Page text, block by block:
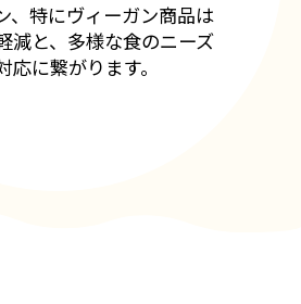
、特にヴィーガン商品は
減と、多様な食のニーズ
応に繋がります。